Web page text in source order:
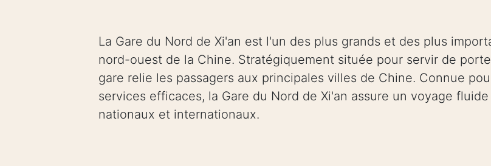
La Gare du Nord de Xi'an est l'un des plus grands et des plus
nord-ouest de la Chine. Stratégiquement située pour servir de
gare relie les passagers aux principales villes de Chine. Connue
services efficaces, la Gare du Nord de Xi'an assure un voyage
nationaux et internationaux.